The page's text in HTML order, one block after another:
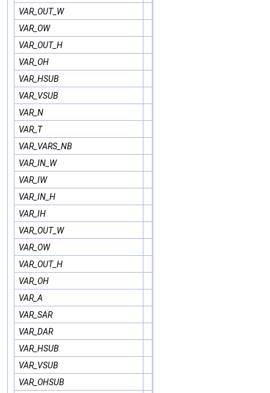
VAR_OUT_W
VAR_OW
VAR_OUT_H
VAR_OH
VAR_HSUB
VAR_VSUB
VAR_N
VAR_T
VAR_VARS_NB
VAR_IN_W
VAR_IW
VAR_IN_H
VAR_IH
VAR_OUT_W
VAR_OW
VAR_OUT_H
VAR_OH
VAR_A
VAR_SAR
VAR_DAR
VAR_HSUB
VAR_VSUB
VAR_OHSUB